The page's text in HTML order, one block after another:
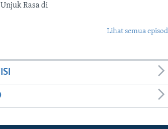
Rasa di
Lihat semua